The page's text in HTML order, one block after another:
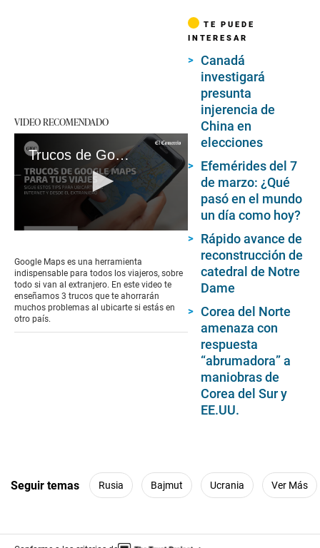
VIDEO RECOMENDADO
Trucos de Google Maps que te ayudarán en tus viajes
of
1
minute,
59
seconds
Google Maps es una herramienta
indispensable para todos los viajeros, sobre
todo si van al extranjero. En este video te
enseñamos 3 trucos que te ahorrarán
muchos problemas al ubicarte si estás en
otro país.
TE PUEDE
INTERESAR
Canadá
investigará
presunta
injerencia de
China en
elecciones
Efemérides del 7
de marzo: ¿Qué
pasó en el mundo
un día como hoy?
Rápido avance de
reconstrucción de
catedral de Notre
Dame
Corea del Norte
amenaza con
respuesta
“abrumadora” a
maniobras de
Corea del Sur y
EE.UU.
Seguir temas Rusia Bajmut Ucrania Ver Más